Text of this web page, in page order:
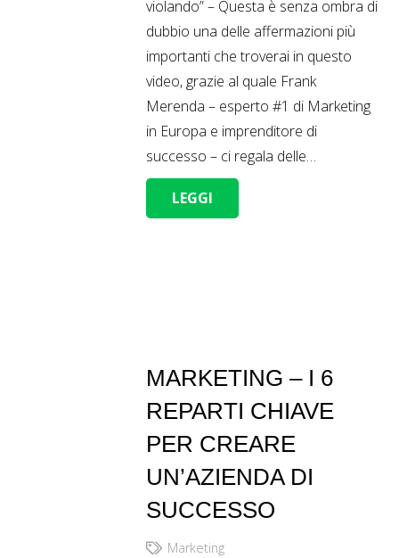
violando” – Questa è senza ombra di
dubbio una delle affermazioni più
importanti che troverai in questo
video, grazie al quale Frank
Merenda – esperto #1 di Marketing
in Europa e imprenditore di
successo – ci regala delle…
LEGGI
MARKETING – I 6
REPARTI CHIAVE
PER CREARE
UN’AZIENDA DI
SUCCESSO
Marketing